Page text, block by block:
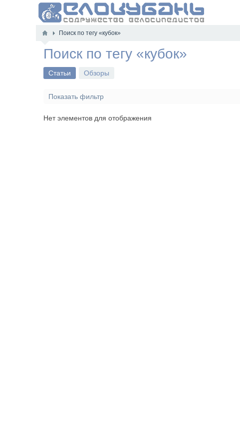
Поиск по тегу «кубок»
Поиск по тегу «кубок»
Статьи Обзоры
Показать фильтр
Нет элементов для отображения